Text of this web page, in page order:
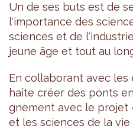
Un de ses buts est de
l'im­por­tance des
sciences et de
jeune âge et tout au
En col­la­bo­rant avec les
haite créer des ponts
gne­ment avec le pro­jet
et les sciences de la vie